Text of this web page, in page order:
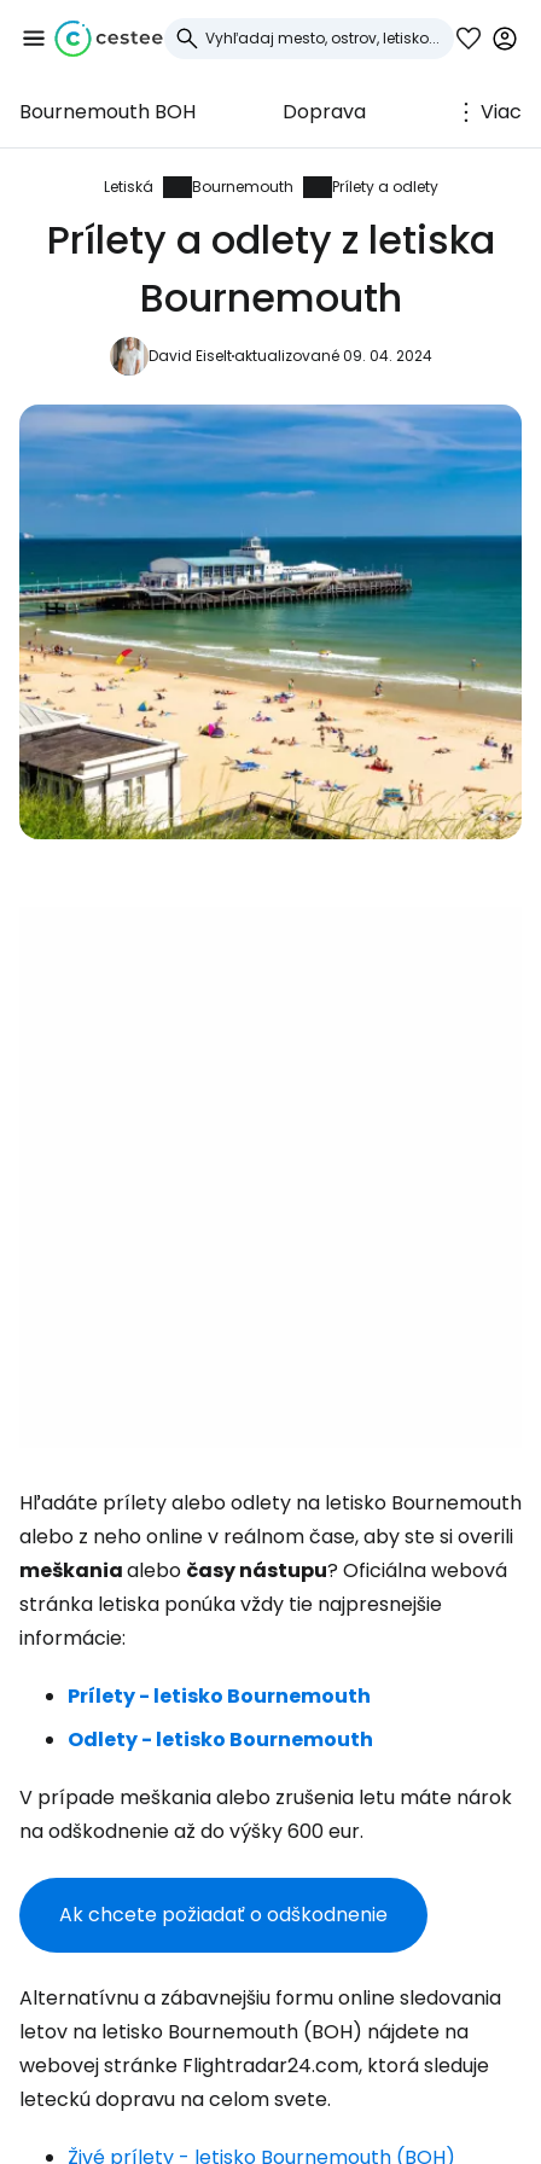
Bournemouth BOH Doprava Viac
Letiská Bournemouth Prílety a odlety
Prílety a odlety z letiska
Bournemouth
David Eiseltaktualizované 09. 04. 2024
Hľadáte prílety alebo odlety na letisko Bournemouth
alebo z neho online v reálnom čase, aby ste si overili
meškaniaalebo časy nástupu? Oficiálna webová
stránka letiska ponúka vždy tie najpresnejšie
informácie:
Prílety - letisko Bournemouth
Odlety - letisko Bournemouth
V prípade meškania alebo zrušenia letu máte nárok
na odškodnenie až do výšky 600 eur.
Ak chcete požiadať o odškodnenie
Alternatívnu a zábavnejšiu formu online sledovania
letov na letisko Bournemouth (BOH) nájdete na
webovej stránke Flightradar24.com, ktorá sleduje
leteckú dopravu na celom svete.
Živé prílety - letisko Bournemouth (BOH)
Prihláste sa do
služby Cestee
... celosvetovej komunity cestovateľov
Pokračovať na Facebooku